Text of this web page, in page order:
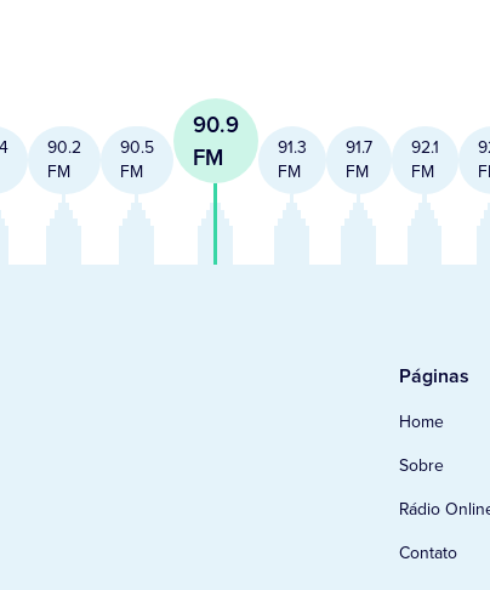
90.2
FM
90.5
FM
90.9
FM
91.3
FM
91.7
FM
92.1
FM
Páginas
Home
Sobre
Rádio
Contato